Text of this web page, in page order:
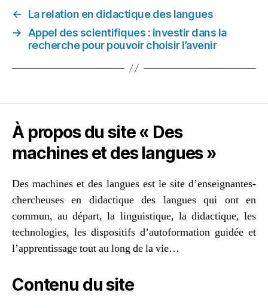
←
La relation en didactique des langues
→
Appel des scientifiques : investir dans la
recherche pour pouvoir choisir l’avenir
À propos du site « Des
machines et des langues »
Des machines et des langues est le site d’enseignantes-
chercheuses en didactique des langues qui ont en
commun, au départ, la linguistique, la didactique, les
technologies, les dispositifs d’autoformation guidée et
l’apprentissage tout au long de la vie…
Contenu du site